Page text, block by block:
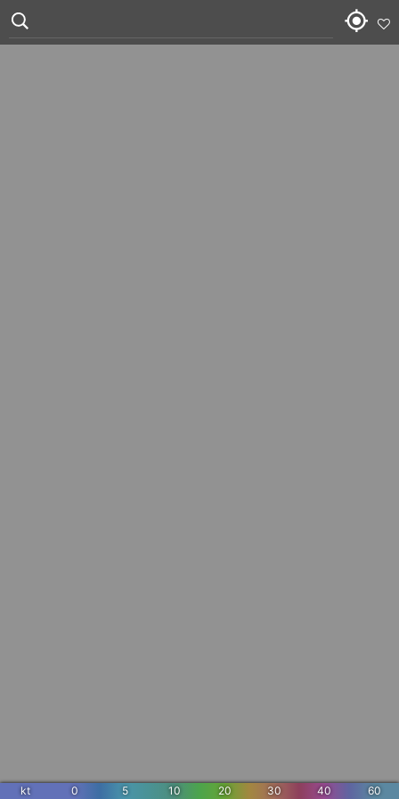
kt 0 5 10 20 30 40 60